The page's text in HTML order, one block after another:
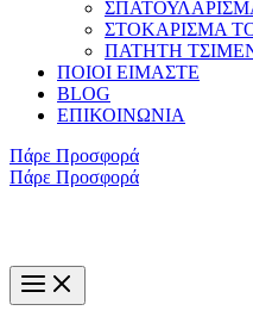
ΣΤΟΚΑΡΙΣΜΑ
ΠΑΤΗΤH
ΠΟΙΟΙ ΕΙΜΑΣΤΕ
BLOG
ΕΠΙΚΟΙΝΩΝΙΑ
Πάρε Προσφορά
Πάρε Προσφορά